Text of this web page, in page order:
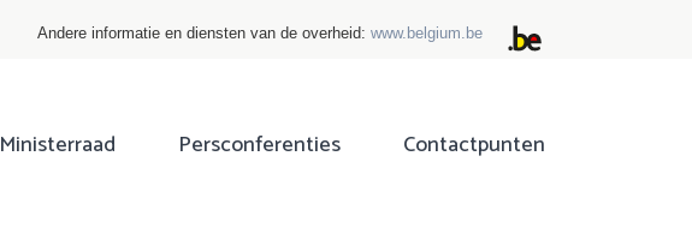
Andere informatie en diensten van de overheid: www.belgium.be
Ministerraad Persconferenties Contactpunten